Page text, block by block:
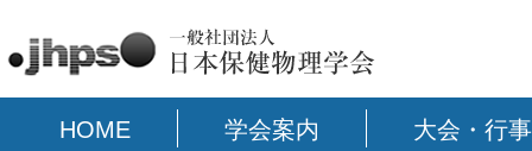
HOME 学会案内 大会・行事